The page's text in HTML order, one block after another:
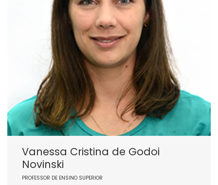
Vanessa Cristina de Godoi
Novinski
PROFESSOR DE ENSINO SUPERIOR